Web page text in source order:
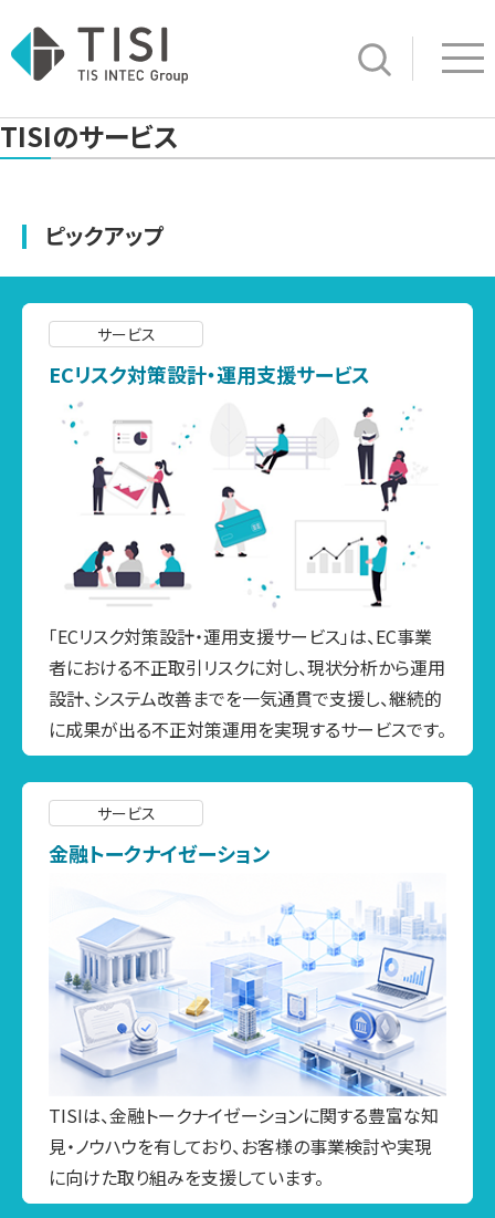
サイト内検索
TISIのサービス
ピックアップ
ECリスク対策設計・運用支援サービス
サービス
「ECリスク対策設計・運用支援サービス」は、EC事業
者における不正取引リスクに対し、現状分析から運用
設計、システム改善までを一気通貫で支援し、継続的
に成果が出る不正対策運用を実現するサービスです。
金融トークナイゼーション
サービス
TISIは、金融トークナイゼーションに関する豊富な知
見・ノウハウを有しており、お客様の事業検討や実現
に向けた取り組みを支援しています。